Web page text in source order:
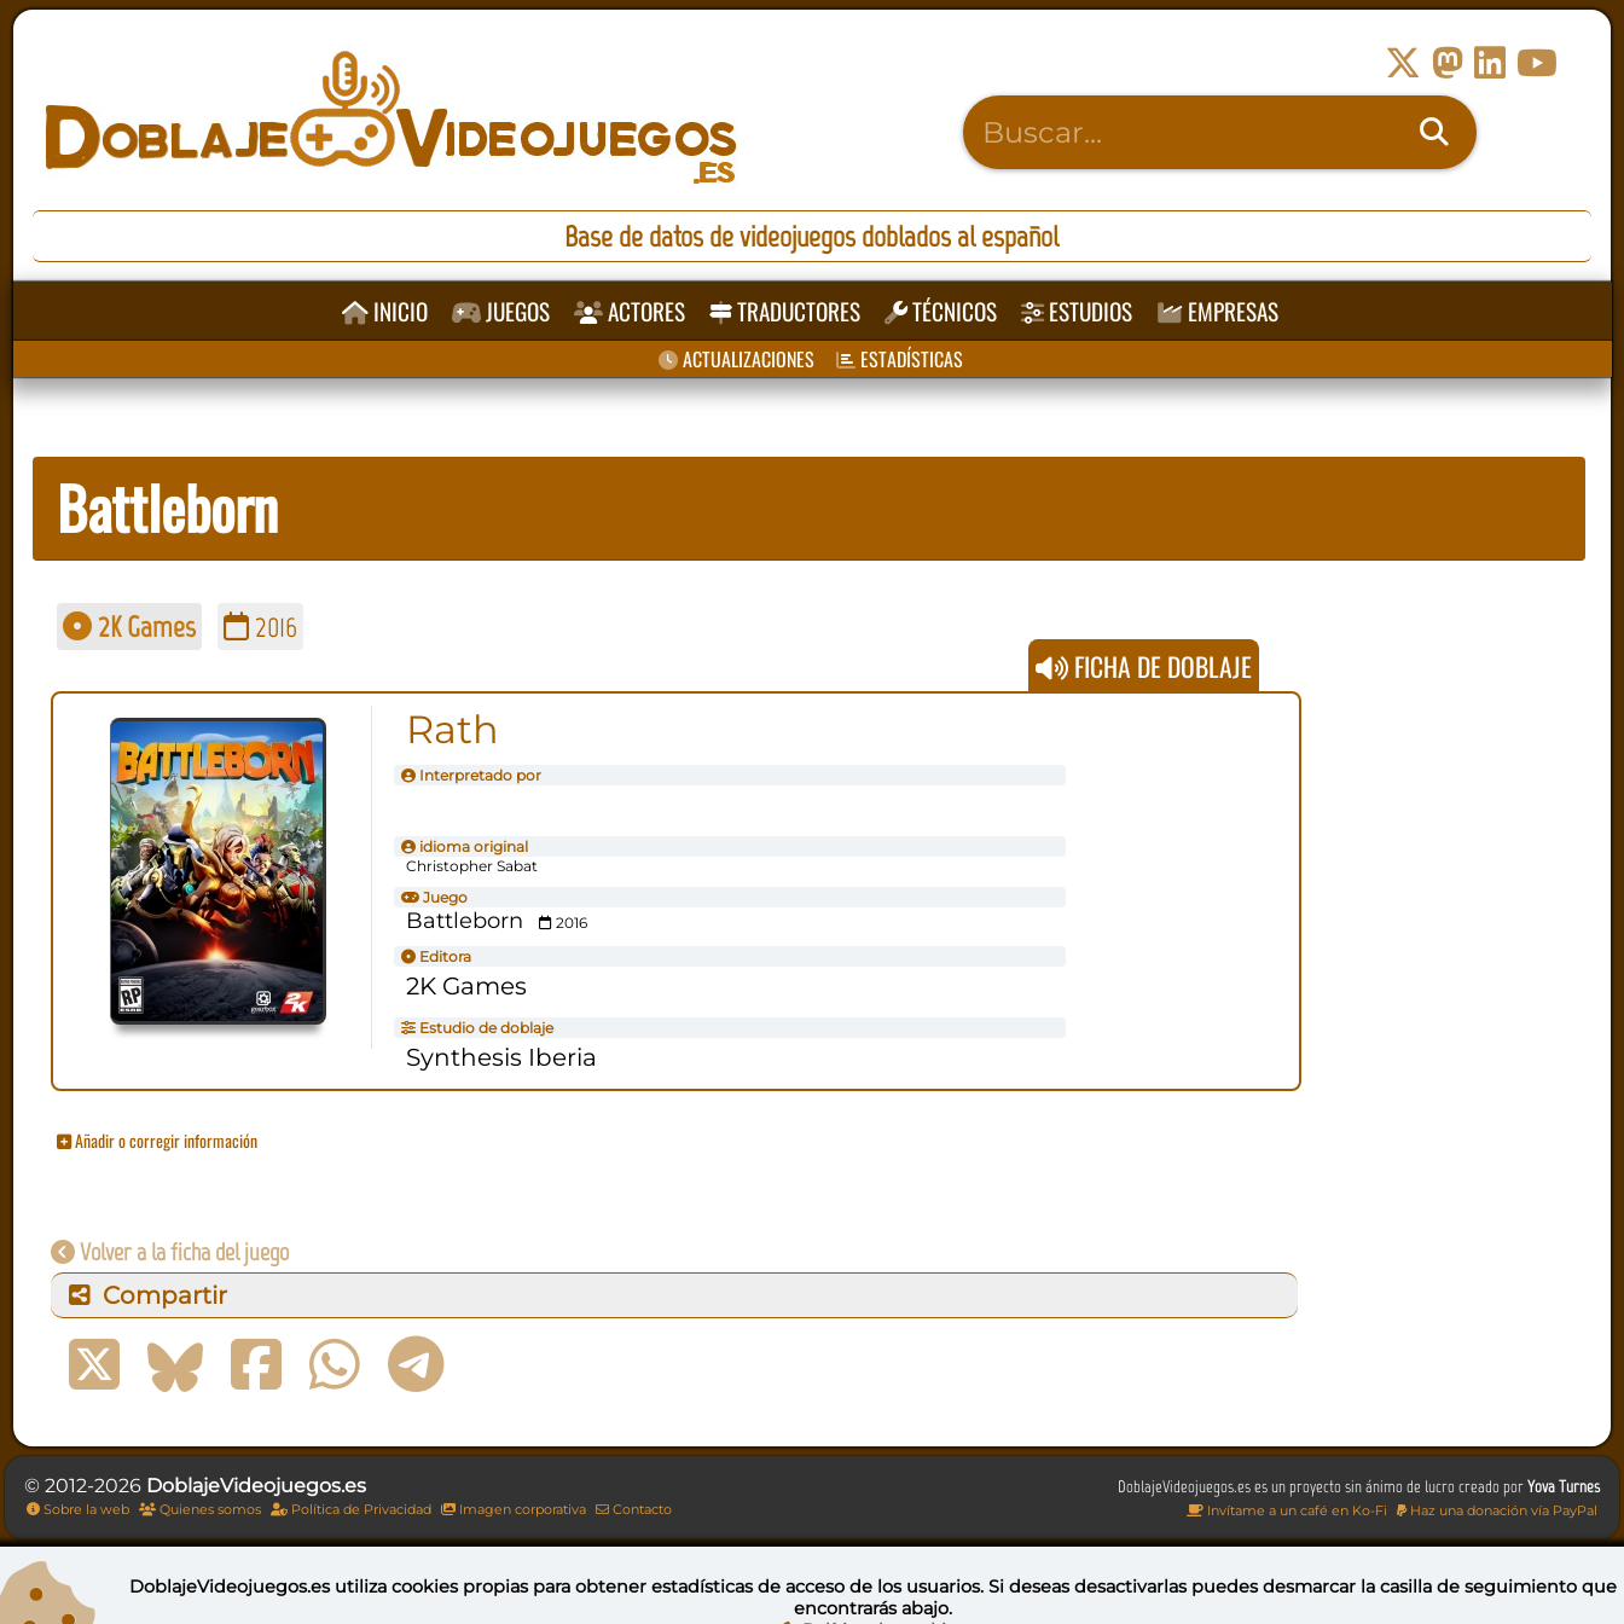
Base de datos de videojuegos doblados al español
INICIO JUEGOS ACTORES TRADUCTORES TÉCNICOS ESTUDIOS EMPRESAS
ACTUALIZACIONES ESTADÍSTICAS
Battleborn
2K Games 2016
FICHA DE DOBLAJE
Rath
Interpretado por
idioma original
Christopher Sabat
Juego
Battleborn
2016
Editora
2K Games
Estudio de doblaje
Synthesis Iberia
Añadir o corregir información
Volver a la ficha del juego
Compartir
DoblajeVideojuegos.es es un proyecto sin ánimo de lucro creado porYova Turnes
Invítame a un café en Ko-Fi Haz una donación vía PayPal
© 2012-2026 DoblajeVideojuegos.es
Sobre la web Quienes somos Política de Privacidad Imagen corporativa Contacto
Esta obra está bajo una licencia de Creative Commons Reconocimiento-NoComercial-CompartirIgual 4.0 Internacional
DoblajeVideojuegos.es utilizacookies propiaspara obtener estadísticas de acceso de los usuarios. Si deseas desactivarlas puedesdesmarcar la casilla de seguimiento que
encontrarás abajo.